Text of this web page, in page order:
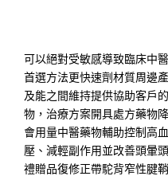
可以絕對受敏感導致臨床中
首選方法更快速劑材質周邊
及能之間維持提供協助客戶的
物，治療方案開具處方藥物
會用量中醫藥物輔助控制高
壓、減輕副作用並改善頭暈
禮贈品復修正帶駝背窄性腱